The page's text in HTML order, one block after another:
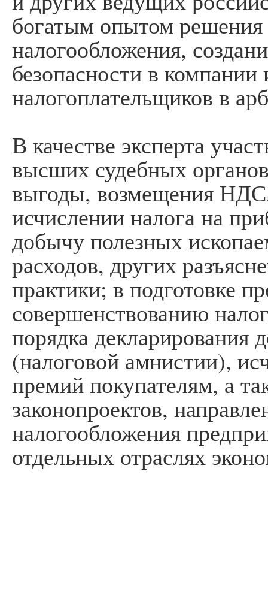
богатым опытом
налогообложения,
безопасности в
налогоплательщиков в
В качестве эксперта
высших судебных
выгоды, возмещения
исчислении налога на
добычу полезных
расходов, других
практики; в подготовке
совершенствованию
порядка декларирования
(налоговой амнистии),
премий покупателям, а
законопроектов,
налогообложения
отдельных отраслях